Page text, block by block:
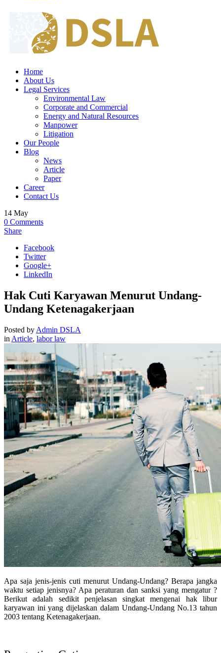
Home
About Us
Legal Services
Environmental Law
Corporate and Commercial
Energy and Natural Resources
Manpower
Litigation
Our People
Blog
News
Article
Paper
Career
Contact Us
14 May
0 Comments
Share
Facebook
Twitter
Google+
LinkedIn
Hak Cuti Karyawan Menurut Undang-
Undang Ketenagakerjaan
Posted by Admin DSLA
in Article, labor law
Apa saja jenis-jenis cuti menurut Undang-Undang? Berapa jangka
waktu setiap jenisnya? Apa peraturan dan sanksi yang mengatur ?
Berikut adalah sedikit penjelasan singkat mengenai hak libur
karyawan ini yang dijelaskan dalam Undang-Undang No.13 tahun
2003 tentang Ketenagakerjaan.